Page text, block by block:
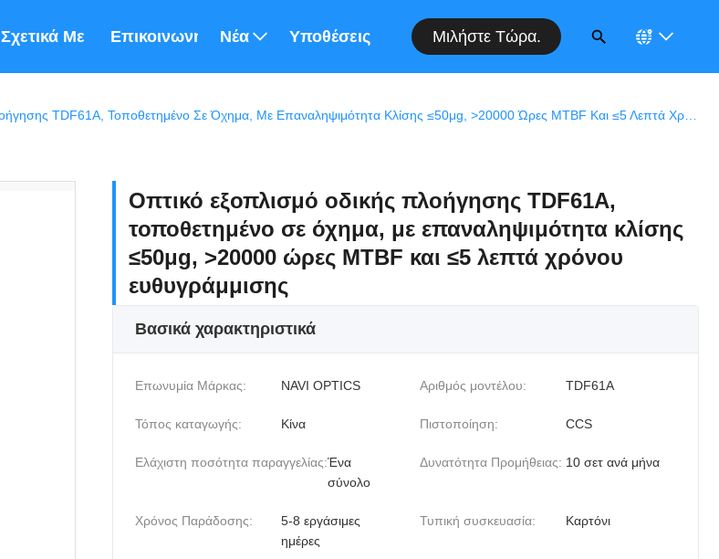
Σχετικά Με ΕμάςΕπικοινωνήστε Μαζί Μας
Νέα Υποθέσεις Μιλήστε Τώρα.
Οπτικό εξοπλισμό οδικής πλοήγησης TDF61A,
τοποθετημένο σε όχημα, με επαναληψιμότητα κλίσης
≤50μg, >20000 ώρες MTBF και ≤5 λεπτά χρόνου
ευθυγράμμισης
Βασικά χαρακτηριστικά
Επωνυμία Μάρκας: NAVI OPTICS Αριθμός μοντέλου: TDF61A
Τόπος καταγωγής: Κίνα Πιστοποίηση: CCS
Ελάχιστη ποσότητα παραγγελίας:Ένα
σύνολο
Δυνατότητα Προμήθειας: 10 σετ ανά μήνα
Χρόνος Παράδοσης:
5-8 εργάσιμες
ημέρες
Τυπική συσκευασία: Καρτόνι